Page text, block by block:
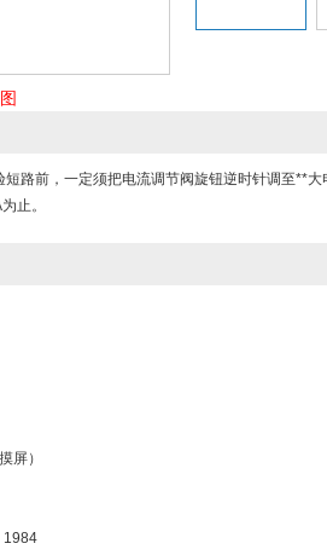
路前，一定须把电流调节阀旋钮逆时针调至**
止。
屏）
1984